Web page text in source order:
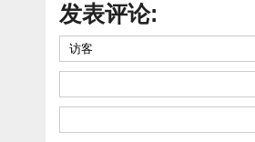
发表评论: